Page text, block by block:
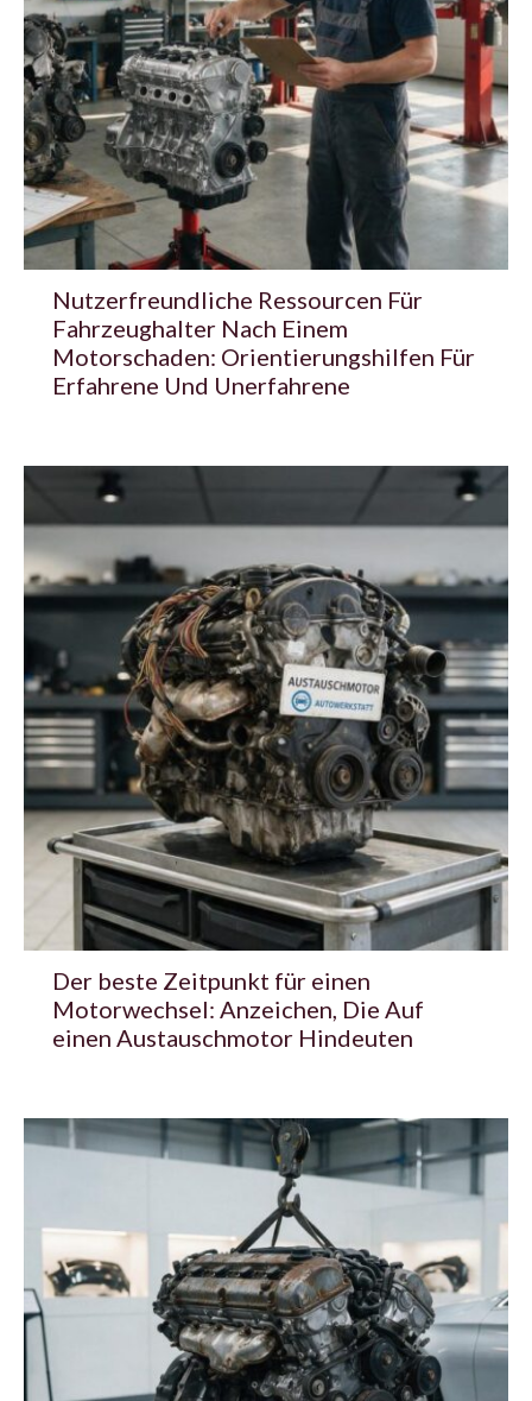
Nutzerfreundliche Ressourcen Für
Fahrzeughalter Nach Einem
Motorschaden: Orientierungshilfen Für
Erfahrene Und Unerfahrene
Der beste Zeitpunkt für einen
Motorwechsel: Anzeichen, Die Auf
einen Austauschmotor Hindeuten